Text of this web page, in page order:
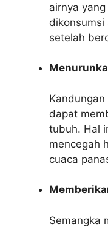
airnya
setelah
dapat
tubuh. Hal
mencegah
cuaca
Semangka